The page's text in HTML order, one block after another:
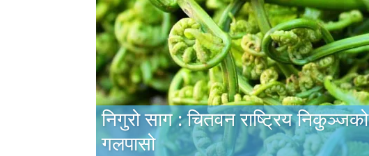
निगुरो साग : चितवन राष्ट्रिय निकुञ्जको
गलपासो